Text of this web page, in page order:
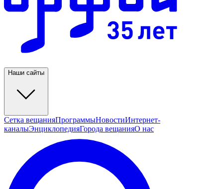
Наши сайты
Сетка вещанияПрограммыНовостиИнтернет-
каналыЭнциклопедияГорода вещанияО нас